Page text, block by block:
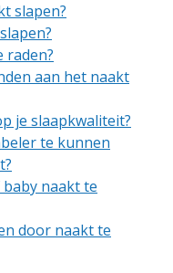
slapen?
raden?
aan het naakt
je slaapkwaliteit?
te kunnen
naakt te
door naakt te